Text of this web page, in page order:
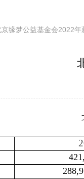
京缘梦公益基金会2022年
2